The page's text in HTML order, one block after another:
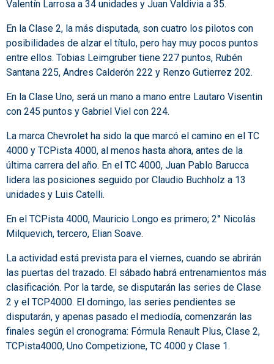
Valentín Larrosa a 34 unidades y Juan Valdivia a 35.
En la Clase 2, la más disputada, son cuatro los pilotos con
posibilidades de alzar el título, pero hay muy pocos puntos
entre ellos. Tobias Leimgruber tiene 227 puntos, Rubén
Santana 225, Andres Calderón 222 y Renzo Gutierrez 202.
En la Clase Uno, será un mano a mano entre Lautaro Visentin
con 245 puntos y Gabriel Viel con 224.
La marca Chevrolet ha sido la que marcó el camino en el TC
4000 y TCPista 4000, al menos hasta ahora, antes de la
última carrera del año. En el TC 4000, Juan Pablo Barucca
lidera las posiciones seguido por Claudio Buchholz a 13
unidades y Luis Catelli.
En el TCPista 4000, Mauricio Longo es primero; 2° Nicolás
Milquevich, tercero, Elian Soave.
La actividad está prevista para el viernes, cuando se abrirán
las puertas del trazado. El sábado habrá entrenamientos más
clasificación. Por la tarde, se disputarán las series de Clase
2 y el TCP4000. El domingo, las series pendientes se
disputarán, y apenas pasado el mediodía, comenzarán las
finales según el cronograma: Fórmula Renault Plus, Clase 2,
TCPista4000, Uno Competizione, TC 4000 y Clase 1.